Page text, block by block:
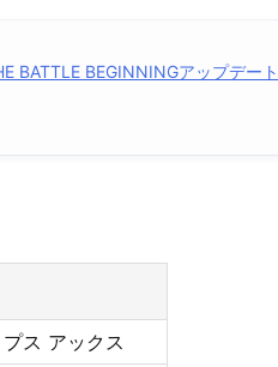
BATTLE BEGINNINGアップデート
ス アックス